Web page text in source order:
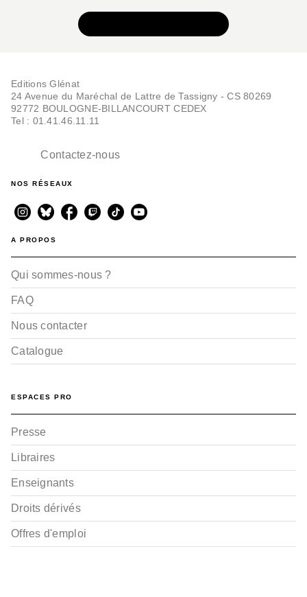
Editions Glénat
24 Avenue du Maréchal de Lattre de Tassigny - CS 80269
92772 BOULOGNE-BILLANCOURT CEDEX
Tel : 01.41.46.11.11
Contactez-nous
NOS RÉSEAUX
A PROPOS
Qui sommes-nous ?
FAQ
Nous contacter
Catalogue
ESPACES PRO
Presse
Libraires
Enseignants
Droits dérivés
Offres d'emploi